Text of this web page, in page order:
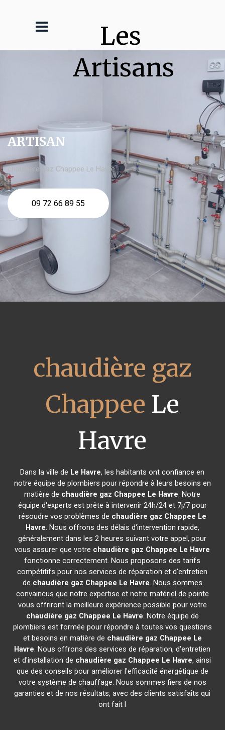
Les
Artisans
ARTISAN
chaudière gaz Chappee Le Havre
09 72 66 89 55
chaudière gaz
Chappee Le
Havre
Dans la ville de Le Havre, les habitants ont confiance en
notre équipe de plombiers pour répondre à leurs besoins en
matière de chaudière gaz Chappee Le Havre. Notre
équipe d'experts est prête à intervenir 24h/24 et 7j/7 pour
résoudre vos problèmes de chaudière gaz Chappee Le
Havre. Nous offrons des délais d'intervention rapide,
généralement dans les 2 heures suivant votre appel, pour
vous assurer que votre chaudière gaz Chappee Le Havre
fonctionne correctement. Nous proposons des tarifs
compétitifs pour nos services de réparation et d'entretien
de chaudière gaz Chappee Le Havre. Nous sommes
convaincus que notre expertise et notre matériel de pointe
vous offriront la meilleure expérience possible pour votre
chaudière gaz Chappee Le Havre. Notre équipe de
plombiers est formée pour répondre à toutes vos questions
et besoins en matière de chaudière gaz Chappee Le
Havre. Nous offrons des services de réparation, d'entretien
et d'installation de chaudière gaz Chappee Le Havre, ainsi
que des conseils pour améliorer l'efficacité énergétique de
votre système de chauffage. Nous sommes fiers de nos
garanties et de nos résultats, avec des clients satisfaits qui
ont fait l